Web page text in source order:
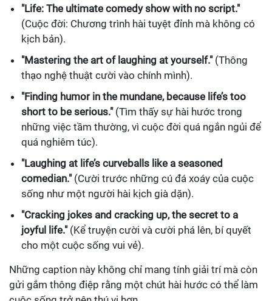
"Life: The ultimate comedy show with no script."
(Cuộc đời: Chương trình hài tuyệt đỉnh mà không có
kịch bản).
"Mastering the art of laughing at yourself."(Thông
thạo nghệ thuật cười vào chính mình).
"Finding humor in the mundane, because life’s too
short to be serious."(Tìm thấy sự hài hước trong
những việc tầm thường, vì cuộc đời quá ngắn ngủi để
quá nghiêm túc).
"Laughing at life’s curveballs like a seasoned
comedian."(Cười trước những cú đá xoáy của cuộc
sống như một người hài kịch già dặn).
"Cracking jokes and cracking up, the secret to a
joyful life."(Kể truyện cười và cười phá lên, bí quyết
cho một cuộc sống vui vẻ).
Những caption này không chỉ mang tính giải trí mà còn
gửi gắm thông điệp rằng một chút hài hước có thể làm